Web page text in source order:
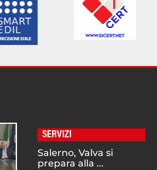
SERVIZI
Salerno, Valva si
prepara alla ...